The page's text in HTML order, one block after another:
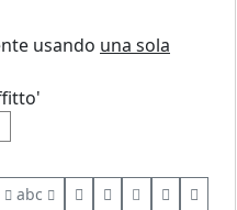
usando una sola
abc